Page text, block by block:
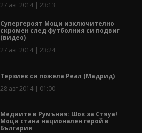
27 авг 2014 | 23:13
Супергероят Моци изключително
скромен след футболния си подвиг
(видео)
27 авг 2014 | 23:24
Терзиев си пожела Реал (Мадрид)
28 авг 2014 | 01:00
Медиите в Румъния: Шок за Стяуа!
Моци стана национален герой в
България